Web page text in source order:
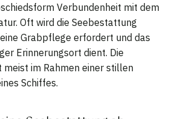
Verbundenheit mit dem
Oft wird die Seebestattung
Grabpflege erfordert und das
Erinnerungsort dient. Die
im Rahmen einer stillen
Schiffes.